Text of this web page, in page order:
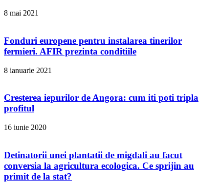
8 mai 2021
Fonduri europene pentru instalarea tinerilor
fermieri. AFIR prezinta conditiile
8 ianuarie 2021
Cresterea iepurilor de Angora: cum iti poti tripla
profitul
16 iunie 2020
Detinatorii unei plantatii de migdali au facut
conversia la agricultura ecologica. Ce sprijin au
primit de la stat?